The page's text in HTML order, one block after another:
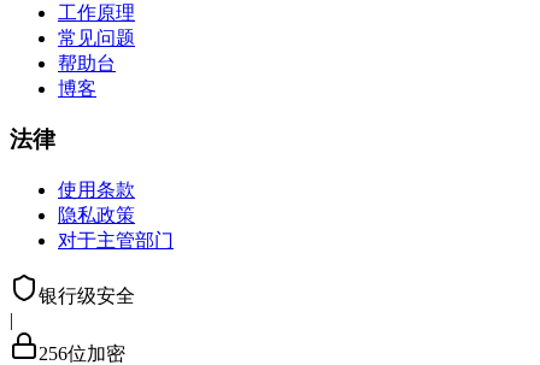
工作原理
常见问题
帮助台
博客
法律
使用条款
隐私政策
对于主管部门
银行级安全
|
256位加密